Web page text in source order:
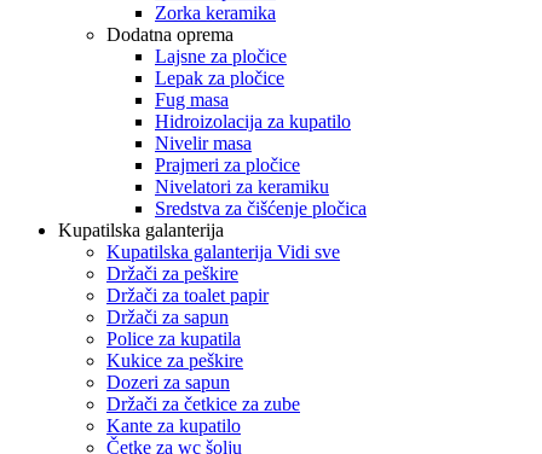
Zorka keramika
Dodatna oprema
Lajsne za pločice
Lepak za pločice
Fug masa
Hidroizolacija za kupatilo
Nivelir masa
Prajmeri za pločice
Nivelatori za keramiku
Sredstva za čišćenje pločica
Kupatilska galanterija
Kupatilska galanterija Vidi sve
Držači za peškire
Držači za toalet papir
Držači za sapun
Police za kupatila
Kukice za peškire
Dozeri za sapun
Držači za četkice za zube
Kante za kupatilo
Četke za wc šolju